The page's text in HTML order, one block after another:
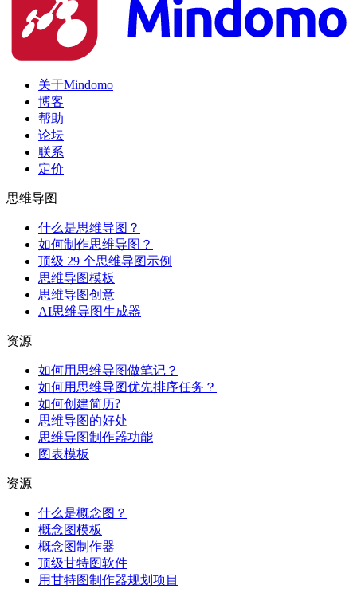
关于Mindomo
博客
帮助
论坛
联系
定价
思维导图
什么是思维导图？
如何制作思维导图？
顶级 29 个思维导图示例
思维导图模板
思维导图创意
AI思维导图生成器
资源
如何用思维导图做笔记？
如何用思维导图优先排序任务？
如何创建简历?
思维导图的好处
思维导图制作器功能
图表模板
资源
什么是概念图？
概念图模板
概念图制作器
顶级甘特图软件
用甘特图制作器规划项目